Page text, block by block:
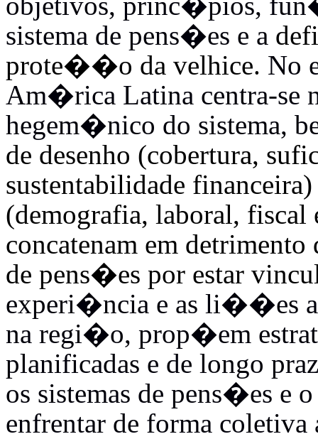
sistema de pens�es e a
prote��o da velhice. No
Am�rica Latina centra-se
hegem�nico do sistema,
de desenho (cobertura,
sustentabilidade
(demografia, laboral,
concatenam em detrimento
de pens�es por estar
experi�ncia e as li��es
na regi�o, prop�em
planificadas e de longo
os sistemas de pens�es e
enfrentar de forma